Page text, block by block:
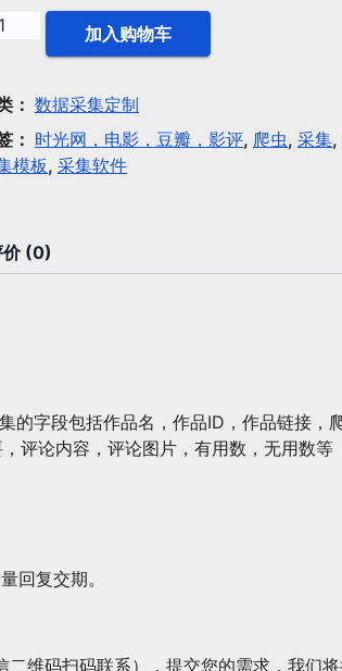
加入购物车
： 数据采集定制
： 时光网，电影，豆瓣，影评, 爬虫, 采集,
模板, 采集软件
价 (0)
的字段包括作品名，作品ID，作品链接，
评论内容，评论图片，有用数，无用数等
回复交期。
维码扫码联系），提交您的需求，我们